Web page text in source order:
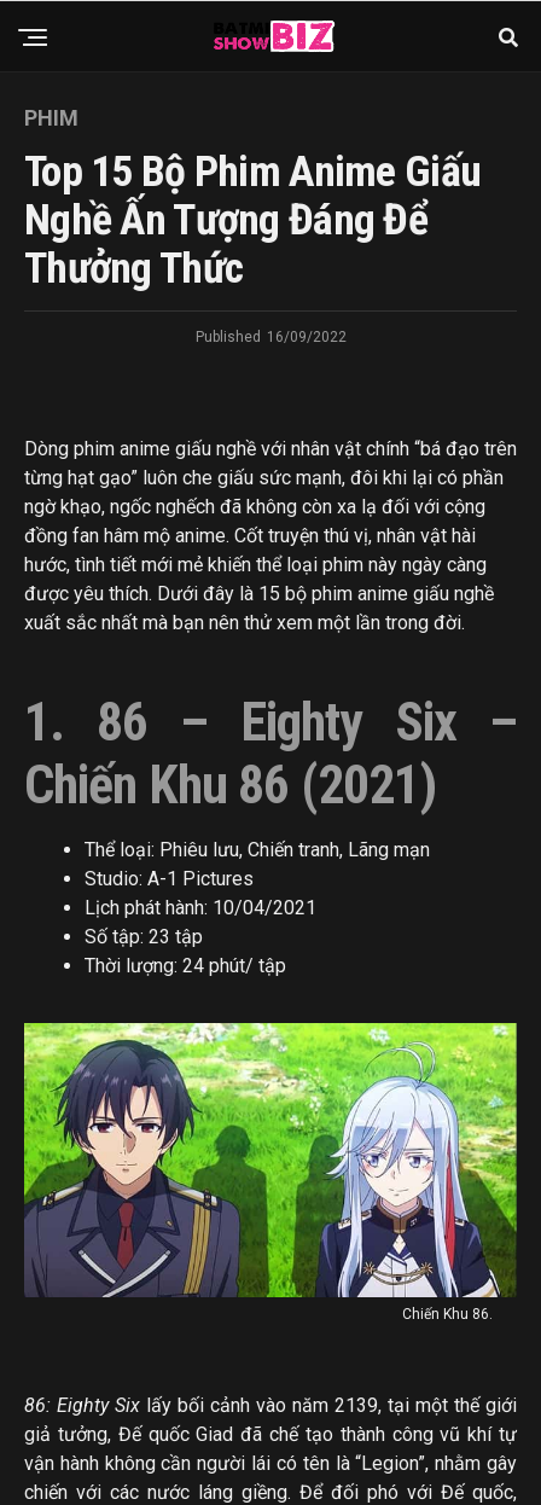
PHIM
Top 15 Bộ Phim Anime Giấu
Nghề Ấn Tượng Đáng Để
Thưởng Thức
Published 16/09/2022
Dòng phim anime giấu nghề với nhân vật chính “bá đạo trên
từng hạt gạo” luôn che giấu sức mạnh, đôi khi lại có phần
ngờ khạo, ngốc nghếch đã không còn xa lạ đối với cộng
đồng fan hâm mộ anime. Cốt truyện thú vị, nhân vật hài
hước, tình tiết mới mẻ khiến thể loại phim này ngày càng
được yêu thích. Dưới đây là 15 bộ phim anime giấu nghề
xuất sắc nhất mà bạn nên thử xem một lần trong đời.
1. 86 – Eighty Six –
Chiến Khu 86 (2021)
Thể loại: Phiêu lưu, Chiến tranh, Lãng mạn
Studio: A-1 Pictures
Lịch phát hành: 10/04/2021
Số tập: 23 tập
Thời lượng: 24 phút/ tập
Chiến Khu 86.
86: Eighty Six lấy bối cảnh vào năm 2139, tại một thế giới
giả tưởng, Đế quốc Giad đã chế tạo thành công vũ khí tự
vận hành không cần người lái có tên là “Legion”, nhằm gây
chiến với các nước láng giềng. Để đối phó với Đế quốc,